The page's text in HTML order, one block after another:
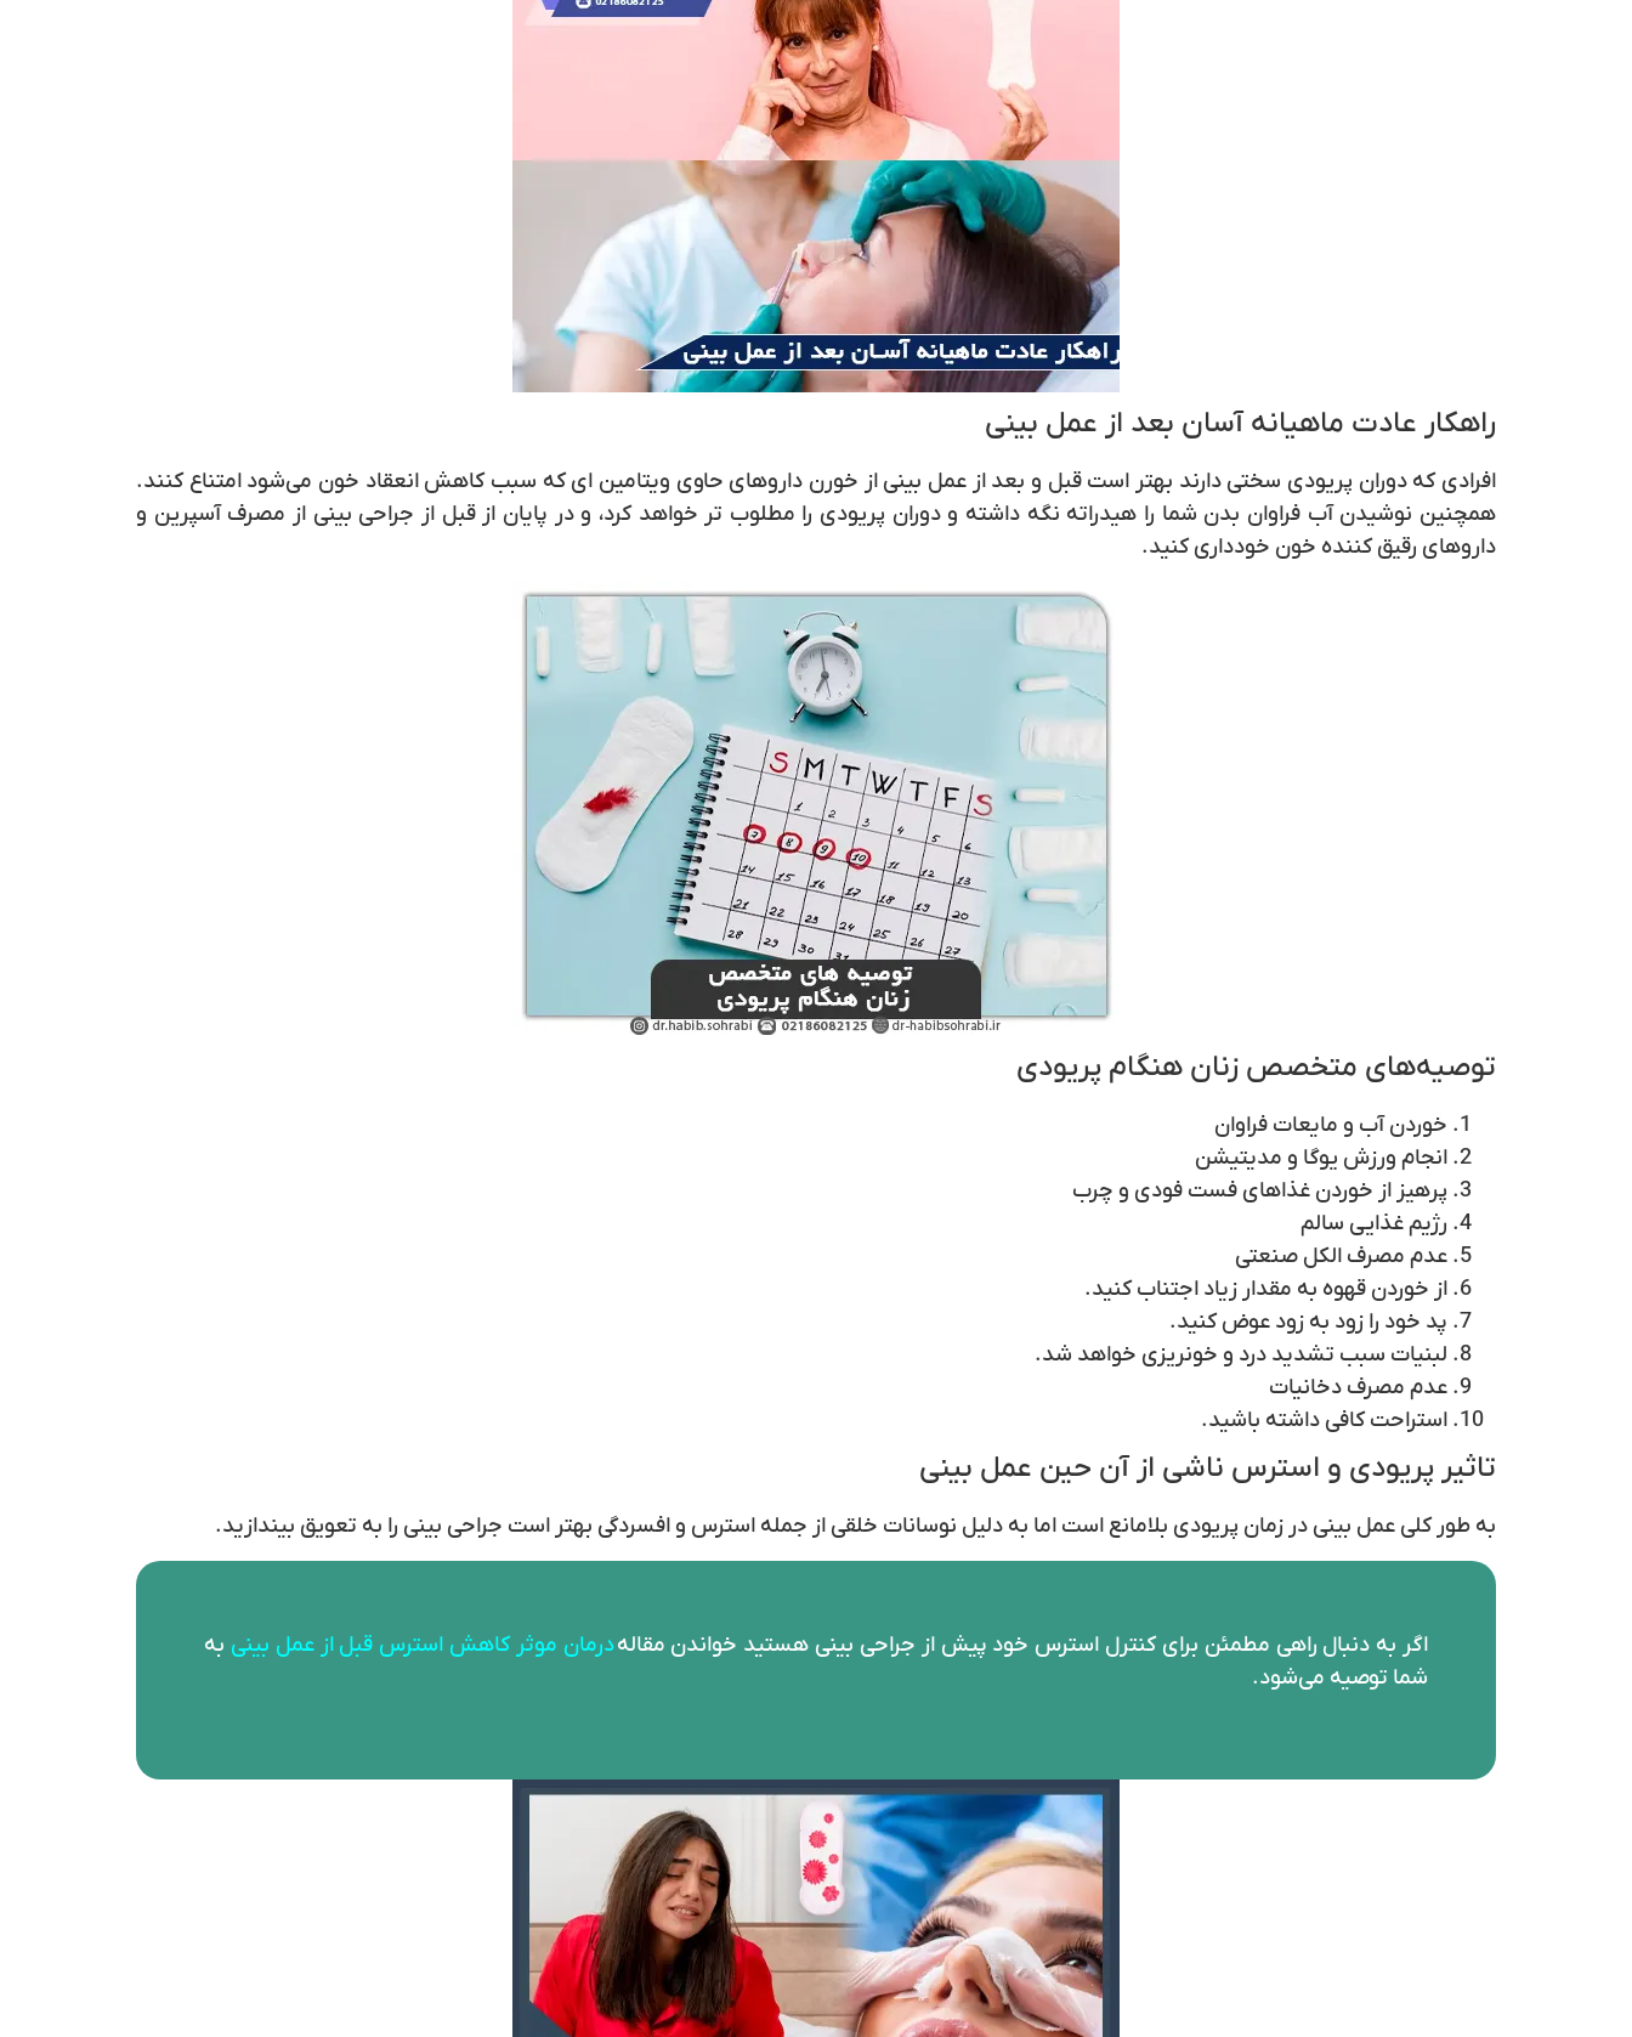
راهکار عادت ماهیانه آسان بعد از عمل بینی
افرادی که دوران پریودی سختی دارند بهتر است قبل و بعد از عمل بینی از خورن داروهای حاوی ویتامین ای که سبب کاهش انعقاد خون می‌شود امتناع کنند.
همچنین نوشیدن آب فراوان بدن شما را هیدراته نگه داشته و دوران پریودی را مطلوب تر خواهد کرد، و در پایان از قبل از جراحی بینی از مصرف آسپرین و
داروهای رقیق کننده خون خودداری کنید.
توصیه‌های متخصص زنان هنگام پریودی
خوردن آب و مایعات فراوان
انجام ورزش یوگا و مدیتیشن
پرهیز از خوردن غذاهای فست فودی و چرب
رژیم غذایی سالم
عدم مصرف الکل صنعتی
از خوردن قهوه به مقدار زیاد اجتناب کنید.
پد خود را زود به زود عوض کنید.
لبنیات سبب تشدید درد و خونریزی خواهد شد.
عدم مصرف دخانیات
استراحت کافی داشته باشید.
تاثیر پریودی و استرس ناشی از آن حین عمل بینی
به طور کلی عمل بینی در زمان پریودی بلامانع است اما به دلیل نوسانات خلقی از جمله استرس و افسردگی بهتر است جراحی بینی را به تعویق بیندازید.
اگر به دنبال راهی مطمئن برای کنترل استرس خود پیش از جراحی بینی هستید خواندن مقالهدرمان موثر کاهش استرس قبل از عمل بینی به
شما توصیه می‌شود.